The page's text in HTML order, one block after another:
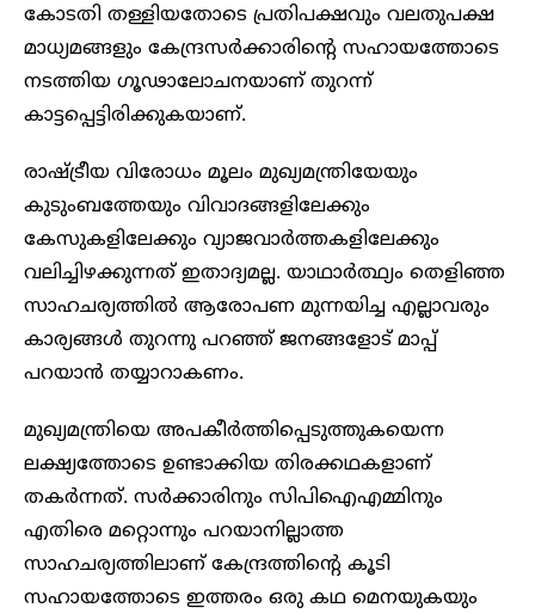
കോടതി തള്ളിയതോടെ പ്രതിപക്ഷവും വലതുപക്ഷ
മാധ്യമങ്ങളും കേന്ദ്രസര്‍ക്കാരിന്റെ സഹായത്തോടെ
നടത്തിയ ഗൂഢാലോചനയാണ് തുറന്ന്
കാട്ടപ്പെട്ടിരിക്കുകയാണ്.
രാഷ്ട്രീയ വിരോധം മൂലം മുഖ്യമന്ത്രിയേയും
കുടുംബത്തേയും വിവാദങ്ങളിലേക്കും
കേസുകളിലേക്കും വ്യാജവാര്‍ത്തകളിലേക്കും
വലിച്ചിഴക്കുന്നത് ഇതാദ്യമല്ല. യാഥാര്‍ത്ഥ്യം തെളിഞ്ഞ
സാഹചര്യത്തില്‍ ആരോപണ മുന്നയിച്ച എല്ലാവരും
കാര്യങ്ങള്‍ തുറന്നു പറഞ്ഞ് ജനങ്ങളോട് മാപ്പ്
പറയാന്‍ തയ്യാറാകണം.
മുഖ്യമന്ത്രിയെ അപകീര്‍ത്തിപ്പെടുത്തുകയെന്ന
ലക്ഷ്യത്തോടെ ഉണ്ടാക്കിയ തിരക്കഥകളാണ്
തകര്‍ന്നത്. സര്‍ക്കാരിനും സിപിഐഎമ്മിനും
എതിരെ മറ്റൊന്നും പറയാനില്ലാത്ത
സാഹചര്യത്തിലാണ് കേന്ദ്രത്തിന്റെ കൂടി
സഹായത്തോടെ ഇത്തരം ഒരു കഥ മെനയുകയും